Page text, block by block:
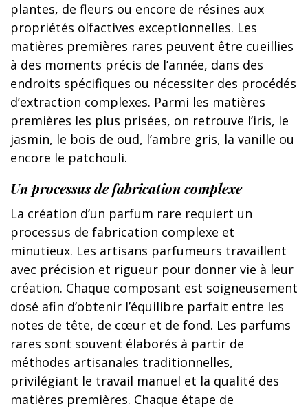
plantes, de fleurs ou encore de résines aux
propriétés olfactives exceptionnelles. Les
matières premières rares peuvent être cueillies
à des moments précis de l’année, dans des
endroits spécifiques ou nécessiter des procédés
d’extraction complexes. Parmi les matières
premières les plus prisées, on retrouve l’iris, le
jasmin, le bois de oud, l’ambre gris, la vanille ou
encore le patchouli.
Un processus de fabrication complexe
La création d’un parfum rare requiert un
processus de fabrication complexe et
minutieux. Les artisans parfumeurs travaillent
avec précision et rigueur pour donner vie à leur
création. Chaque composant est soigneusement
dosé afin d’obtenir l’équilibre parfait entre les
notes de tête, de cœur et de fond. Les parfums
rares sont souvent élaborés à partir de
méthodes artisanales traditionnelles,
privilégiant le travail manuel et la qualité des
matières premières. Chaque étape de